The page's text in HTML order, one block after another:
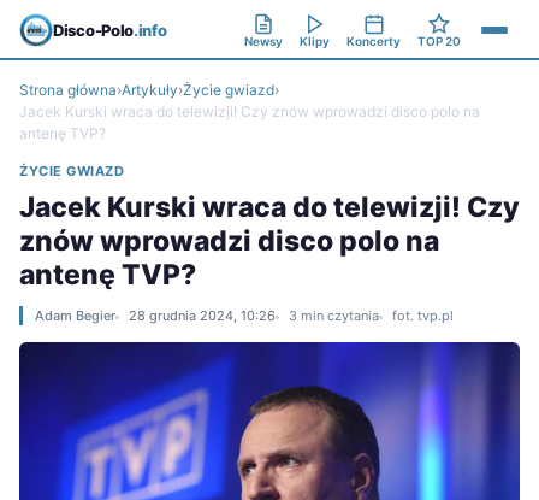
Disco-Polo.info
Newsy Klipy Koncerty TOP 20
Strona główna›Artykuły›Życie gwiazd›
Jacek Kurski wraca do telewizji! Czy znów wprowadzi disco polo na
antenę TVP?
ŻYCIE GWIAZD
Jacek Kurski wraca do telewizji! Czy
znów wprowadzi disco polo na
antenę TVP?
Adam Begier 28 grudnia 2024, 10:26 3 min czytania fot. tvp.pl